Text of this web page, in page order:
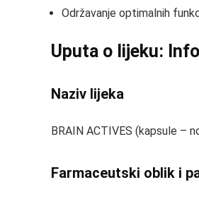
Održavanje optimalnih
Uputa o lijeku:
Naziv lijeka
BRAIN ACTIVES (kapsule –
Farmaceutski oblik i